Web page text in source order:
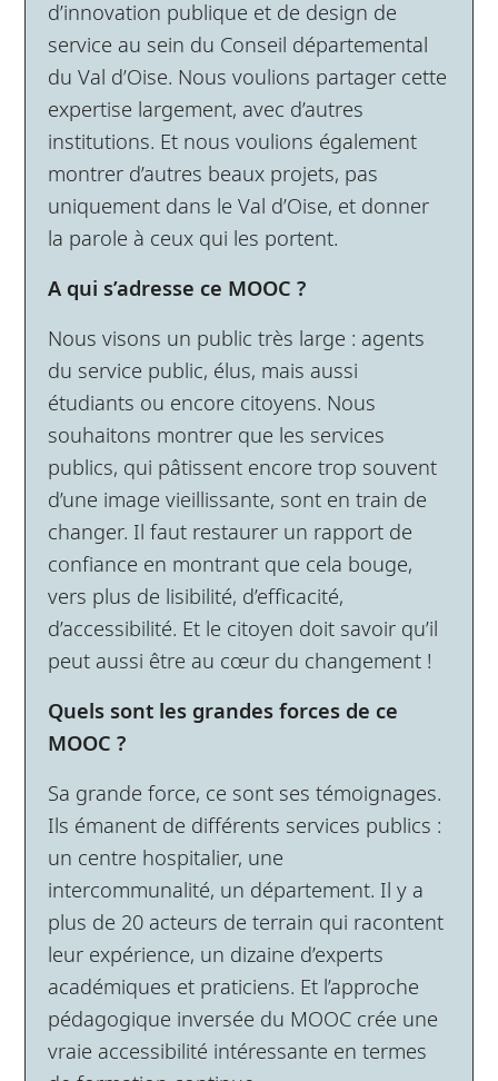
d’innovation publique et de design de
service au sein du Conseil départemental
du Val d’Oise. Nous voulions partager cette
expertise largement, avec d’autres
institutions. Et nous voulions également
montrer d’autres beaux projets, pas
uniquement dans le Val d’Oise, et donner
la parole à ceux qui les portent.
A qui s’adresse ce MOOC ?
Nous visons un public très large : agents
du service public, élus, mais aussi
étudiants ou encore citoyens. Nous
souhaitons montrer que les services
publics, qui pâtissent encore trop souvent
d’une image vieillissante, sont en train de
changer. Il faut restaurer un rapport de
confiance en montrant que cela bouge,
vers plus de lisibilité, d’efficacité,
d’accessibilité. Et le citoyen doit savoir qu’il
peut aussi être au cœur du changement !
Quels sont les grandes forces de ce
MOOC ?
Sa grande force, ce sont ses témoignages.
Ils émanent de différents services publics :
un centre hospitalier, une
intercommunalité, un département. Il y a
plus de 20 acteurs de terrain qui racontent
leur expérience, un dizaine d’experts
académiques et praticiens. Et l’approche
pédagogique inversée du MOOC crée une
vraie accessibilité intéressante en termes